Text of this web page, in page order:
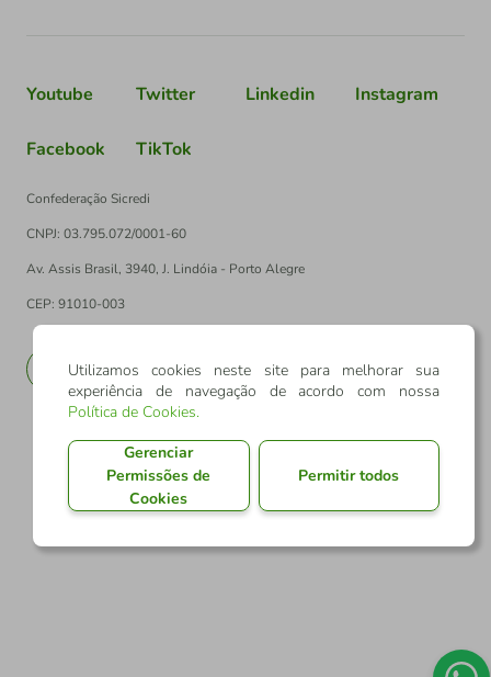
Youtube Twitter Linkedin Instagram
Facebook TikTok
Confederação Sicredi
CNPJ: 03.795.072/0001-60
Av. Assis Brasil, 3940, J. Lindóia - Porto Alegre
CEP: 91010-003
EN
Utilizamos cookies neste site para melhorar sua
experiência de navegação de acordo com nossa
Política de Cookies.
Gerenciar
Permissões de
Cookies
Permitir todos